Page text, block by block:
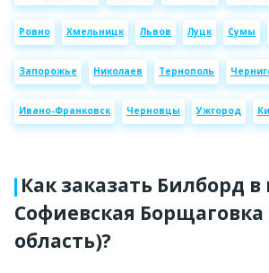
Ровно Хмельницк Львов Луцк Сумы
Запорожье Николаев Тернополь
Ивано-Франковск Черновцы Ужгород
Как заказать Билборд в
Софиевская Борщаговка
область)?